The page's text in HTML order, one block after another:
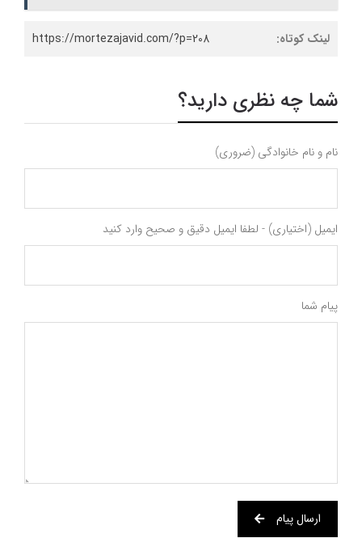
لینک کوتاه: https://mortezajavid.com/?p=208
شما چه نظری دارید؟
نام و نام خانوادگی (ضروری)
ایمیل (اختیاری) - لطفا ایمیل دقیق و صحیح وارد کنید
پیام شما
ارسال پیام